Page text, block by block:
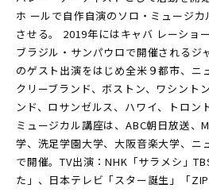
ホ ールで自作自演のソロ・ミュージ
させる。 2019年にはキャバ レーショ
ブラジル・サンパウロで開催されるジ
のゲスト出演をはじめ全米９都市、ニ
クリーブランド、ボストン、ワシント
ンド、ロサンゼルス、ハワイ、トロン
ミュージカル講座は、ABC朝日放送、
学、洗足学園大学、大阪音楽大学、ニ
で開催。TV出演：NHK「サラメシ」
た」、日本テレビ「スター誕生」「ZIP